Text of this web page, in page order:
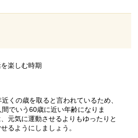
楽しむ時期
くの歳を取ると言われているため、
でいう60歳に近い年齢になりま
元気に運動させるよりもゆったりと
るようにしましょう。